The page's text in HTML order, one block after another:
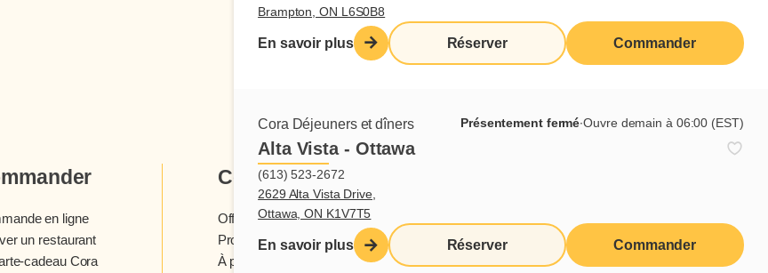
Brampton, ON L6S0B8
En savoir plus Réserver Commander
Cora Déjeuners et dîners Présentement fermé∙Ouvre demain à 06:00 (EST)
Alta Vista - Ottawa
(613) 523-2672
2629 Alta Vista Drive,
Ottawa, ON K1V7T5
En savoir plus Réserver Commander
Abonnez-vous à notre infolettre
en ligne
un restaurant
cadeau Cora
Cora
Offres et concours
Programme fidélité Cora
À propos des restaurants Cora
Produits d'épicerie
Nous joindre